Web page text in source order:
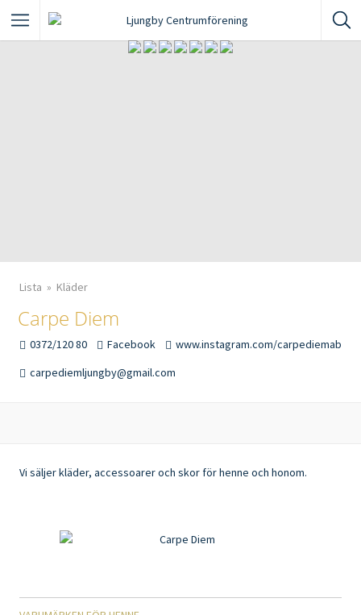
Lista Kläder
Carpe Diem
0372/120 80 Facebook
www.instagram.com/carpediemab
carpediemljungby@gmail.com
Vi säljer kläder, accessoarer och skor för henne och honom.